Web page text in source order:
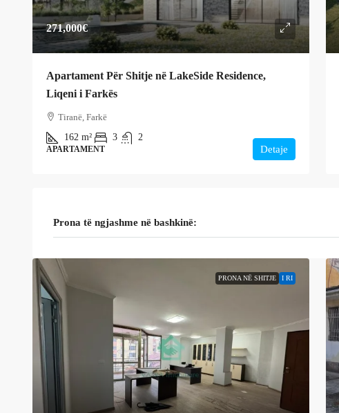
271,000€
Apartament Për Shitje në LakeSide Residence,
Liqeni i Farkës
Tiranë, Farkë
162 m² 3 2
APARTAMENT Detaje
Prona të ngjashme në bashkinë:
PRONA NË SHITJE I RI